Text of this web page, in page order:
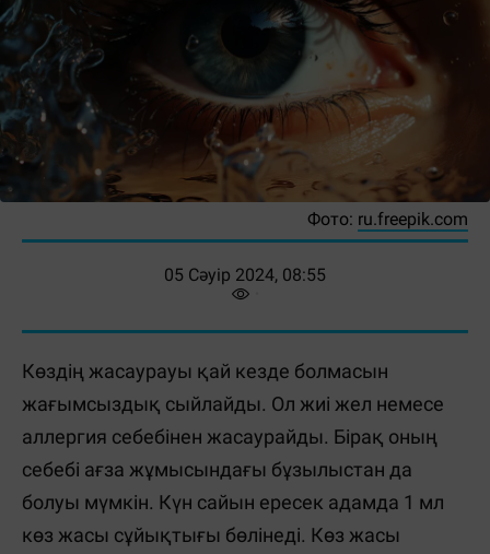
Фото: ru.freepik.com
05 Сәуір 2024, 08:55
Көздің жасаурауы қай кезде болмасын
жағымсыздық сыйлайды. Ол жиі жел немесе
аллергия себебінен жасаурайды. Бірақ оның
себебі ағза жұмысындағы бұзылыстан да
болуы мүмкін. Күн сайын ересек адамда 1 мл
көз жасы сұйықтығы бөлінеді. Көз жасы